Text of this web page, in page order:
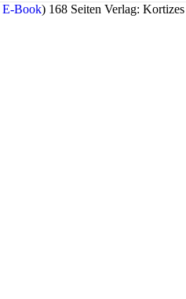
E-Book) 168 Seiten Verlag: